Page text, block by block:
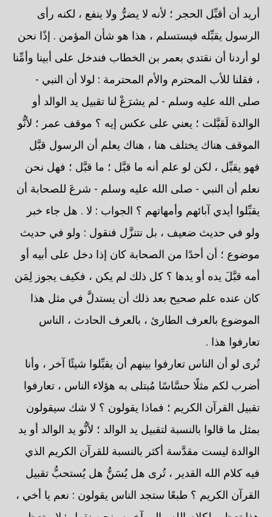
أريد أن أقبِّل الحجر ؛ لأنه لا يضرُّ ولا ينفع ، لكنه رأى
الرسول يقبِّله فيستسلم ، هذا هو شأن المؤمن . إذًا نحن
لو أردنا أن نقتدي بعمر بن الخطاب فندخل على أبينا وأمِّنا
، فقلنا للأب المحترم والأم المحترمة : لولا أن النبي -
صلى الله عليه وسلم - لم يشرَعْ لنا تقبيل يد الوالد أو
الوالدة لَقبَّلت ؛ يعني على عكس إيه ؟ موقف عمر ؛ لأنُّو
الموقف هناك يختلف هنا ، هناك يعلم أن الرسول قبَّل
فهو يقبِّل ، لكن لو علم أنه ما قبَّل ؛ ما قبَّل ؛ فهل نحن
نعلم أن النبي - صلى الله عليه وسلم - شرعَ للصحابة أن
يقبِّلوا أيدي آبائهم وأمهاتهم ؟ الجواب : لا . هل جاء خبر
ولو في حديث ضعيف ، بل نتنزَّل فنقول : ولو في حديث
موضوع ؛ أن أحدًا من الصحابة كان إذا دخل على أبيه أو
أمه قبَّلَ يده أو يدها ؟ كل ذلك لم يكن ، فكيف يجوز لِمَن
كان عنده علم صحيح بعد ذلك أن يستدلَّ في مثل هذا
الموضوع بالعرف الطارئ ، بالعرف الحادث ، الناس
تعارفوا هذا .
تُرى لو أن الناس تعارفوا بينهم أن يقبِّلوا شيئًا آخر ، وأنا
أضرب لكم مثلًا حسَّاسًا مُبتلى به هؤلاء الناس ، تعارفوا
تقبيل القرآن الكريم ؛ فماذا يقولون ؟ لا شك سيقولون
بمثل ما قالوا بالنسبة لتقبيل يد الوالد ؛ لأنُّو يد الوالد أو يد
الوالدة ليست مقدَّسة أكثر بالنسبة للقرآن الكريم الذي
فيه كلام الله القدير ، تُرى هل يُسَنُّ هل يُستحبُّ تقبيل
القرآن الكريم ؟ طبعًا ستجد الناس يقولون : نعم يا أخي ،